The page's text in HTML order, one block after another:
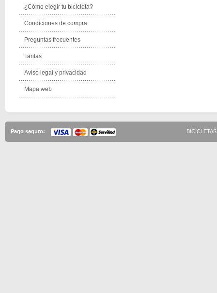
¿Cómo elegir tu bicicleta?
Condiciones de compra
Preguntas frecuentes
Tarifas
Aviso legal y privacidad
Mapa web
Pago seguro: